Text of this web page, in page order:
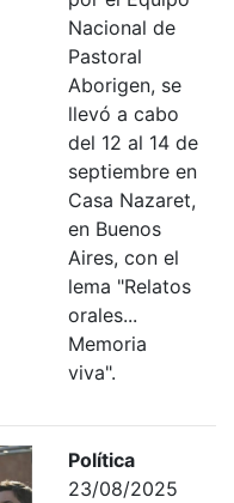
Nacional de
Pastoral
Aborigen, se
llevó a cabo
del 12 al 14 de
septiembre en
Casa Nazaret,
en Buenos
Aires, con el
lema "Relatos
orales...
Memoria
viva".
Política
23/08/2025